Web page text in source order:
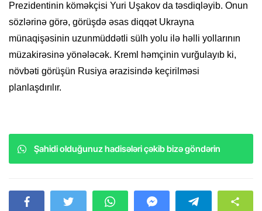
Prezidentinin köməkçisi Yuri Uşakov da təsdiqləyib. Onun
sözlərinə görə, görüşdə əsas diqqət Ukrayna
münaqişəsinin uzunmüddətli sülh yolu ilə həlli yollarının
müzakirəsinə yönələcək. Kreml həmçinin vurğulayıb ki,
növbəti görüşün Rusiya ərazisində keçirilməsi
planlaşdırılır.
Şahidi olduğunuz hadisələri çəkib bizə göndərin